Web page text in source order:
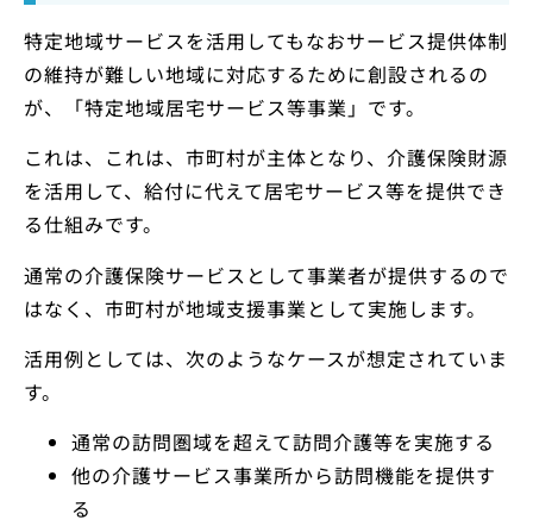
特定地域サービスを活用してもなおサービス提供体制
の維持が難しい地域に対応するために創設されるの
が、「特定地域居宅サービス等事業」です。
これは、これは、市町村が主体となり、介護保険財源
を活用して、給付に代えて居宅サービス等を提供でき
る仕組みです。
通常の介護保険サービスとして事業者が提供するので
はなく、市町村が地域支援事業として実施します。
活用例としては、次のようなケースが想定されていま
す。
通常の訪問圏域を超えて訪問介護等を実施する
他の介護サービス事業所から訪問機能を提供す
る